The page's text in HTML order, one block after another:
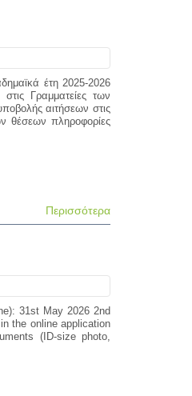
έτη 2025-2026
Γραμματείες των
αιτήσεων στις
θέσεων πληροφορίες
Περισσότερα
31st May 2026 2nd
the online application
(ID-size photo,